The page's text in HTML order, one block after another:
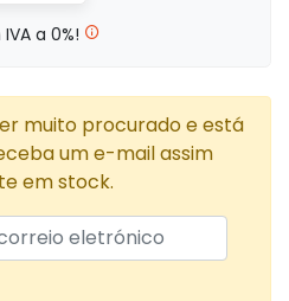
a 0%!
muito procurado e está
um e-mail assim
em stock.